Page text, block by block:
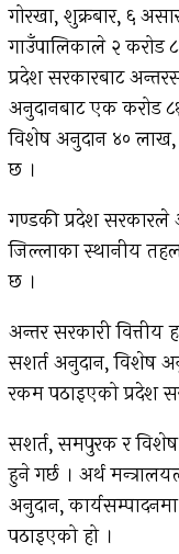
गोरखा, शुक्रबार, ६
गाउँपालिकाले २ करोड
प्रदेश सरकारबाट
अनुदानबाट एक करोड
विशेष अनुदान ४० लाख,
छ ।
गण्डकी प्रदेश
जिल्लाका स्थानीय
छ ।
अन्तर सरकारी
सशर्त अनुदान, विशेष
रकम पठाइएको प्रदेश
सशर्त, समपुरक र विशेष
हुने गर्छ । अर्थ
अनुदान,
पठाइएको हो ।